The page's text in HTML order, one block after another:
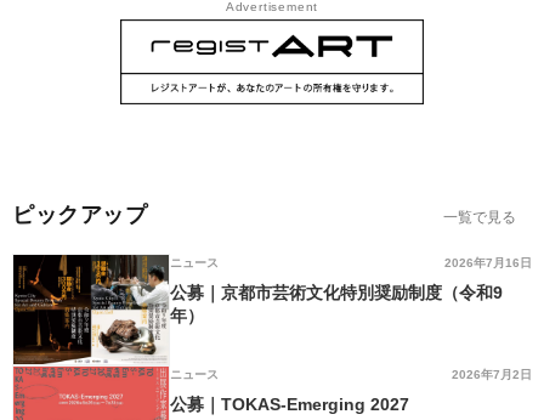
Advertisement
ピックアップ 一覧で見る
2026年7月16日
ニュース
公募｜京都市芸術文化特別奨励制度（令和9
年）
2026年7月2日
ニュース
公募｜TOKAS-Emerging 2027